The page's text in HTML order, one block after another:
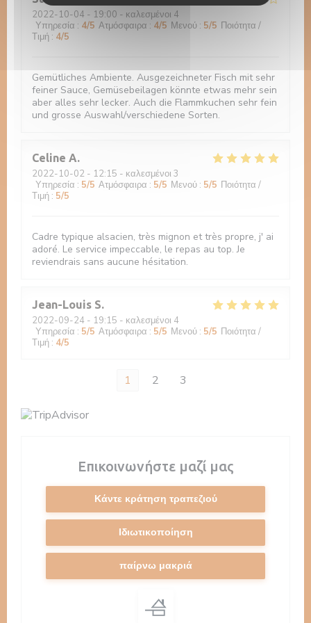
2022-10-04 - 19:00 - καλεσμένοι 4
Υπηρεσία : 4/5 Ατμόσφαιρα : 4/5 Μενού : 5/5 Ποιότητα /
Τιμή : 4/5
Gemütliches Ambiente. Ausgezeichneter Fisch mit sehr
feiner Sauce, Gemüsebeilagen könnte etwas mehr sein
aber alles sehr lecker. Auch die Flammkuchen sehr fein
und grosse Auswahl/verschiedene Sorten.
Celine A
2022-10-02 - 12:15 - καλεσμένοι 3
Υπηρεσία : 5/5 Ατμόσφαιρα : 5/5 Μενού : 5/5 Ποιότητα /
Τιμή : 5/5
Cadre typique alsacien, très mignon et très propre, j' ai
adoré. Le service impeccable, le repas au top. Je
reviendrais sans aucune hésitation.
Jean-Louis S
2022-09-24 - 19:15 - καλεσμένοι 4
Υπηρεσία : 5/5 Ατμόσφαιρα : 5/5 Μενού : 5/5 Ποιότητα /
Τιμή : 4/5
1 2 3
Επικοινωνήστε μαζί μας
Κάντε κράτηση τραπεζιού
Ιδιωτικοποίηση
παίρνω μακριά